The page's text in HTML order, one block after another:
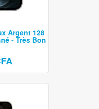
Argent 128
- Très Bon